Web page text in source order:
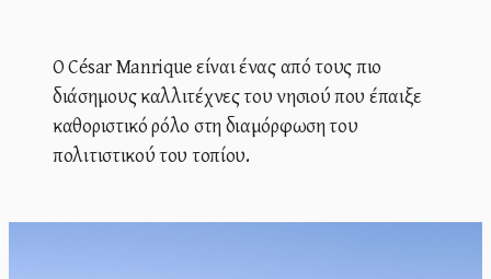
Ο César Manrique είναι ένας από τους πιο
διάσημους καλλιτέχνες του νησιού που έπαιξε
καθοριστικό ρόλο στη διαμόρφωση του
πολιτιστικού του τοπίου.